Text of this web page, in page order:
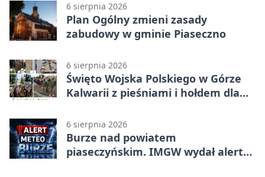
6 sierpnia 2026
Plan Ogólny zmieni zasady
zabudowy w gminie Piaseczno
6 sierpnia 2026
Święto Wojska Polskiego w Górze
Kalwarii z pieśniami i hołdem dla
6 sierpnia 2026
Burze nad powiatem
piaseczyńskim. IMGW wydał alert